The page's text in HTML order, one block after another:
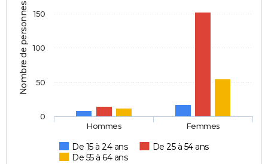
Nombre de personnes
De 15 à 24 ans
De 25 à 54 ans
De 55 à 64 ans
Hommes Femmes
0
50
100
150